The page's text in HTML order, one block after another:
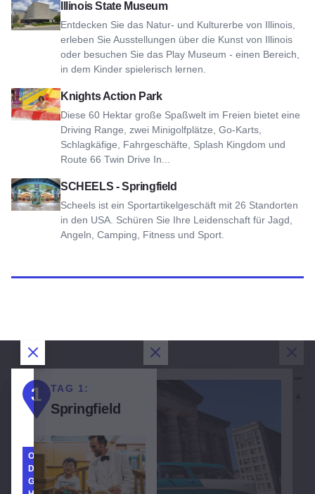
Illinois State Museum
Entdecken Sie das Natur- und Kulturerbe von Illinois,
erleben Sie Ausstellungen über die Kunst von Illinois
oder besuchen Sie das Play Museum - einen Bereich,
in dem Kinder spielerisch lernen.
Siehe Illinois State Museum
Knights Action Park
Diese 60 Hektar große Spaßwelt im Freien bietet eine
Driving Range, zwei Minigolfplätze, Go-Karts,
Schlagkäfige, Fahrgeschäfte, Splash Kingdom und
Route 66 Twin Drive In...
Ansicht Knights Action Park
SCHEELS - Springfield
Scheels ist ein Sportartikelgeschäft mit 26 Standorten
in den USA. Schüren Sie Ihre Leidenschaft für Jagd,
Angeln, Camping, Fitness und Sport.
Ansicht SCHEELS - Springfield
Dialog schließen
1 TAG 1:
Springfield
Dialog schließen
2 TAG 2:
Springfield
ORTE,
DIE MAN
GESEHEN
Dialog schließen
3 TAG 3:
Springfield
ORTE,
DIE MAN
GESEHEN